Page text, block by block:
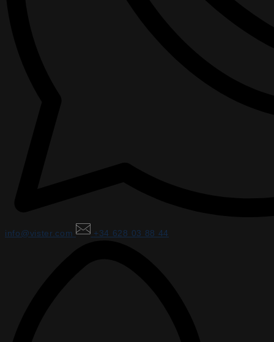
info@vister.com +34 628 03 88 44